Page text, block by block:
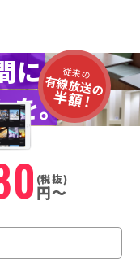
に
を。
従来の
有線放送の
半額！
(税抜)
円〜